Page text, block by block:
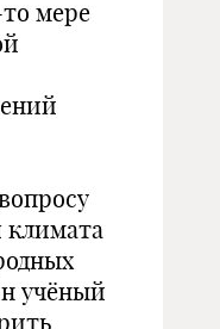
мере
климата
учёный